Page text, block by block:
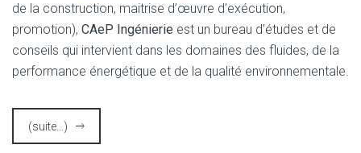
de la construction, maitrise d’œuvre d’exécution,
promotion), CAeP Ingénierie est un bureau d’études et de
conseils qui intervient dans les domaines des fluides, de la
performance énergétique et de la qualité environnementale.
(suite…)